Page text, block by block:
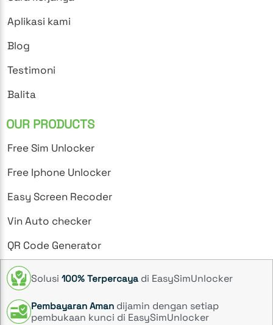
Aplikasi kami
Blog
Testimoni
Balita
OUR PRODUCTS
Free Sim Unlocker
Free Iphone Unlocker
Easy Screen Recoder
Vin Auto checker
QR Code Generator
Solusi 100% Terpercaya di EasySimUnlocker
Pembayaran Aman dijamin dengan setiap
pembukaan kunci di EasySimUnlocker